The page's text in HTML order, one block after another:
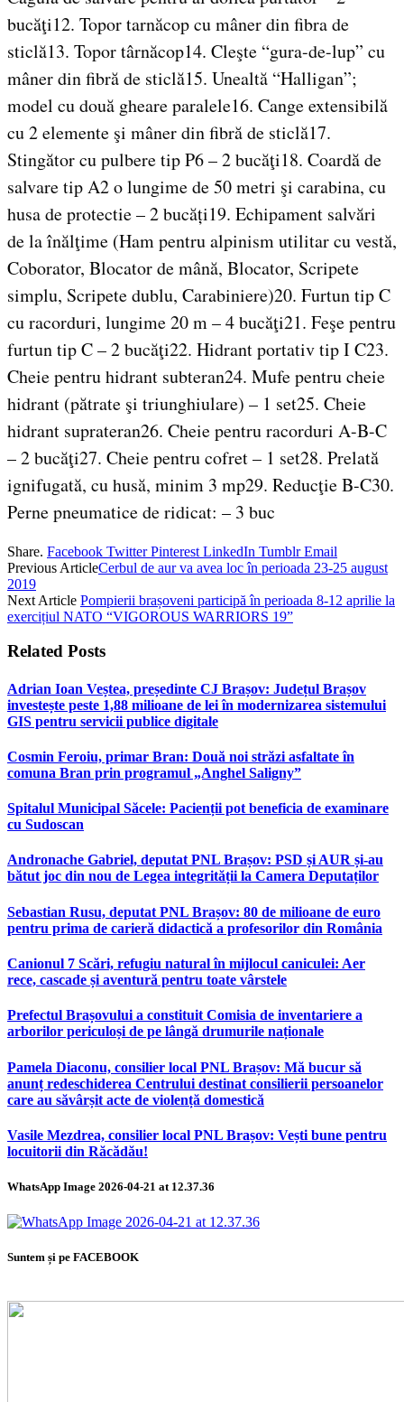
bucăţi12. Topor tarnăcop cu mâner din fibra de
sticlă13. Topor târnăcop14. Cleşte “gura-de-lup” cu
mâner din fibră de sticlă15. Unealtă “Halligan”;
model cu două gheare paralele16. Cange extensibilă
cu 2 elemente şi mâner din fibră de sticlă17.
Stingător cu pulbere tip P6 – 2 bucăţi18. Coardă de
salvare tip A2 o lungime de 50 metri şi carabina, cu
husa de protectie – 2 bucăți19. Echipament salvări
de la înălţime (Ham pentru alpinism utilitar cu vestă,
Coborator, Blocator de mână, Blocator, Scripete
simplu, Scripete dublu, Carabiniere)20. Furtun tip C
cu racorduri, lungime 20 m – 4 bucăţi21. Feşe pentru
furtun tip C – 2 bucăţi22. Hidrant portativ tip I C23.
Cheie pentru hidrant subteran24. Mufe pentru cheie
hidrant (pătrate şi triunghiulare) – 1 set25. Cheie
hidrant suprateran26. Cheie pentru racorduri A-B-C
– 2 bucăţi27. Cheie pentru cofret – 1 set28. Prelată
ignifugată, cu husă, minim 3 mp29. Reducţie B-C30.
Perne pneumatice de ridicat: – 3 buc
Share. Facebook Twitter Pinterest LinkedIn Tumblr Email
Previous ArticleCerbul de aur va avea loc în perioada 23-25 august
2019
Next Article Pompierii brașoveni participă în perioada 8-12 aprilie la
exercițiul NATO “VIGOROUS WARRIORS 19”
Related Posts
Adrian Ioan Veștea, președinte CJ Brașov: Județul Brașov
investește peste 1,88 milioane de lei în modernizarea sistemului
GIS pentru servicii publice digitale
Cosmin Feroiu, primar Bran: Două noi străzi asfaltate în
comuna Bran prin programul „Anghel Saligny”
Spitalul Municipal Săcele: Pacienții pot beneficia de examinare
cu Sudoscan
Andronache Gabriel, deputat PNL Brașov: PSD și AUR și-au
bătut joc din nou de Legea integrității la Camera Deputaților
Sebastian Rusu, deputat PNL Brașov: 80 de milioane de euro
pentru prima de carieră didactică a profesorilor din România
Canionul 7 Scări, refugiu natural în mijlocul caniculei: Aer
rece, cascade și aventură pentru toate vârstele
Prefectul Brașovului a constituit Comisia de inventariere a
arborilor periculoși de pe lângă drumurile naționale
Pamela Diaconu, consilier local PNL Brașov: Mă bucur să
anunț redeschiderea Centrului destinat consilierii persoanelor
care au săvârșit acte de violență domestică
Vasile Mezdrea, consilier local PNL Brașov: Vești bune pentru
locuitorii din Răcădău!
WhatsApp Image 2026-04-21 at 12.37.36
Suntem și pe FACEBOOK